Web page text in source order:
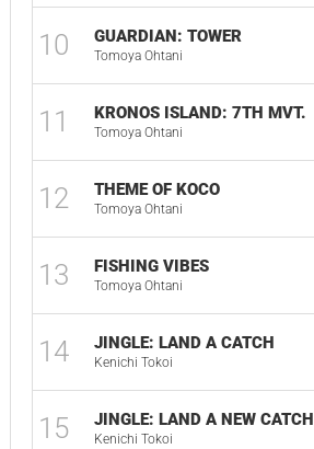
10 GUARDIAN: TOWER
Tomoya Ohtani
11 KRONOS ISLAND: 7TH MVT.
Tomoya Ohtani
12 THEME OF KOCO
Tomoya Ohtani
13 FISHING VIBES
Tomoya Ohtani
14 JINGLE: LAND A CATCH
Kenichi Tokoi
15 JINGLE: LAND A NEW CATCH
Kenichi Tokoi